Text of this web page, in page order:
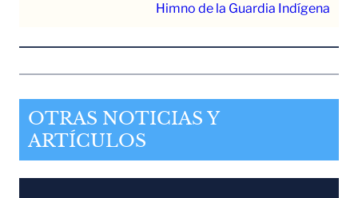
Himno de la Guardia Indígena
OTRAS NOTICIAS Y
ARTÍCULOS